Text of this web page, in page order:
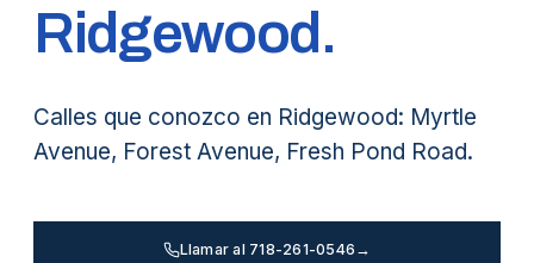
Ridgewood .
Calles que conozco en Ridgewood: Myrtle
Avenue, Forest Avenue, Fresh Pond Road.
Llamar al 718-261-0546 →